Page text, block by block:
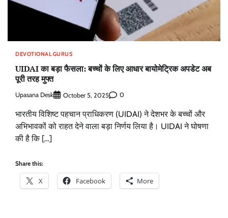
DEVOTIONAL GURUS
UIDAI का बड़ा फैसला: बच्चों के लिए आधार बायोमेट्रिक अपडेट अब
पूरी तरह मुफ्त
Upasana Desk October 5, 2025 0
भारतीय विशिष्ट पहचान प्राधिकरण (UIDAI) ने देशभर के बच्चों और
अभिभावकों को राहत देने वाला बड़ा निर्णय लिया है। UIDAI ने घोषणा
की है कि […]
Share this:
X Facebook More